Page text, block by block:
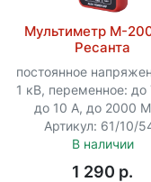
Мультиметр М-
Ресанта
постоянное
1 кВ, переменное: до
до 10 А, до 2000
Артикул: 61/10/
В наличии
1 290 p.